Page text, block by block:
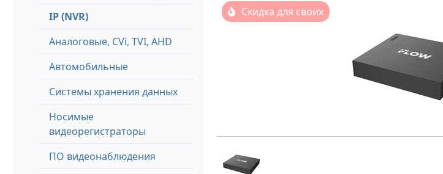
IP (NVR)
Аналоговые, СVi, TVI, AHD
Автомобильные
Системы хранения данных
Носимые
видеорегистраторы
ПО видеонаблюдения
Скидка для своих